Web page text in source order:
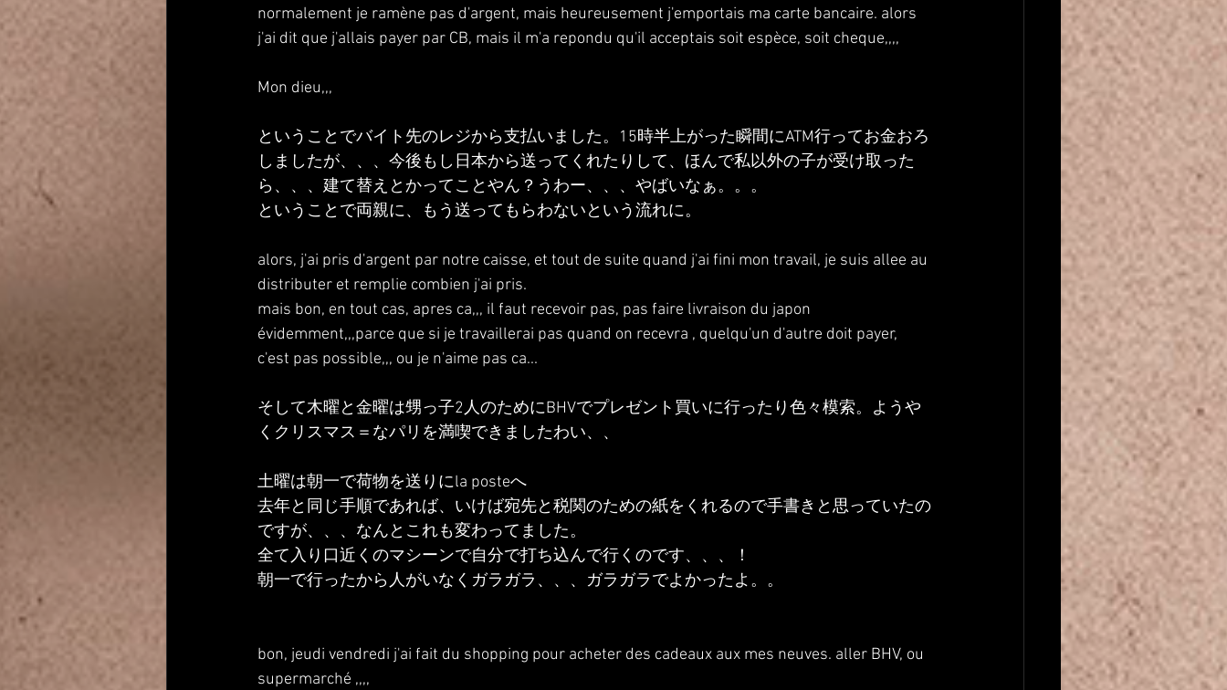
normalement je ramène pas d'argent, mais heureusement j'emportais ma carte bancaire. alors
j'ai dit que j'allais payer par CB, mais il m'a repondu qu'il acceptais soit espèce, soit cheque,,,,
Mon dieu,,,
ということでバイト先のレジから支払いました。15時半上がった瞬間にATM行ってお金おろ
しましたが、、、今後もし日本から送ってくれたりして、ほんで私以外の子が受け取った
ら、、、建て替えとかってことやん？うわー、、、やばいなぁ。。。
ということで両親に、もう送ってもらわないという流れに。
alors, j'ai pris d'argent par notre caisse, et tout de suite quand j'ai fini mon travail, je suis allee au
distributer et remplie combien j'ai pris.
mais bon, en tout cas, apres ca,,, il faut recevoir pas, pas faire livraison du japon
évidemment,,,parce que si je travaillerai pas quand on recevra , quelqu'un d'autre doit payer,
c'est pas possible,,, ou je n'aime pas ca...
そして木曜と金曜は甥っ子2人のためにBHVでプレゼント買いに行ったり色々模索。ようや
くクリスマス＝なパリを満喫できましたわい、、
土曜は朝一で荷物を送りにla posteへ
去年と同じ手順であれば、いけば宛先と税関のための紙をくれるので手書きと思っていたの
ですが、、、なんとこれも変わってました。
全て入り口近くのマシーンで自分で打ち込んで行くのです、、、！
朝一で行ったから人がいなくガラガラ、、、ガラガラでよかったよ。。
bon, jeudi vendredi j'ai fait du shopping pour acheter des cadeaux aux mes neuves. aller BHV, ou
supermarché ,,,,